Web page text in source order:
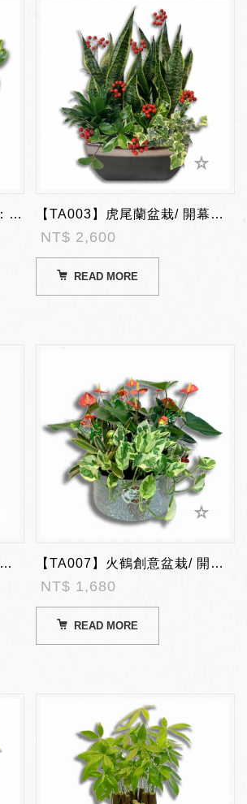
【TA002】錢幣樹盆栽/學名：圓葉椒草/ 開幕陞遷盆栽 【TA003】虎尾蘭盆栽/ 開幕陞遷盆栽
NT$ 2,600
READ MORE
【TA006】阿波羅盆栽/ 開幕陞遷盆栽 【TA007】火鶴創意盆栽/ 開幕陞遷盆栽
NT$ 1,680
READ MORE